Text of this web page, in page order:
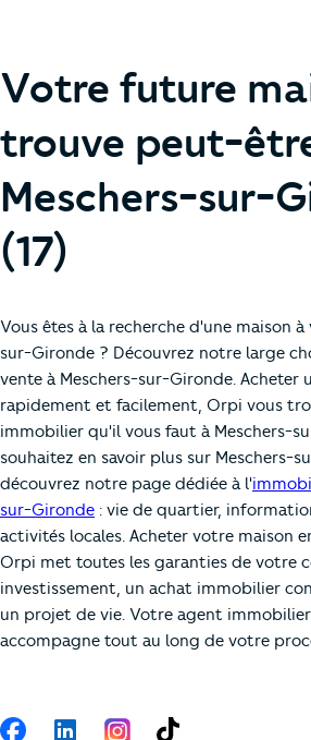
Votre future
trouve peut-
Meschers-sur-
(17)
Vous êtes à la recherche d'une maison
sur-Gironde ? Découvrez notre large
vente à Meschers-sur-Gironde. Acheter
rapidement et facilement, Orpi vous
immobilier qu'il vous faut à Meschers-
souhaitez en savoir plus sur Meschers-
découvrez notre page dédiée à l'
sur-Gironde : vie de quartier,
activités locales. Acheter votre maison
Orpi met toutes les garanties de votre
investissement, un achat immobilier
un projet de vie. Votre agent
accompagne tout au long de votre
Suivez-nous
FacebookLinkedIn TikTok